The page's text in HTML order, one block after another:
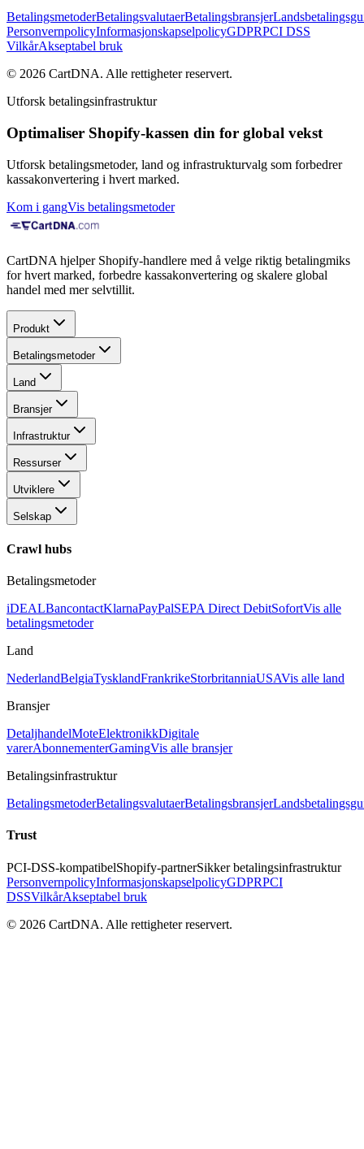
BetalingsmetoderBetalingsvalutaerBetalingsbransjer
PersonvernpolicyInformasjonskapselpolicyGDPRPCI DSS
VilkårAkseptabel bruk
© 2026 CartDNA. Alle rettigheter reservert.
Utforsk betalingsinfrastruktur
Optimaliser Shopify-kassen din for global vekst
Utforsk betalingsmetoder, land og infrastrukturvalg som forbedrer
kassakonvertering i hvert marked.
Kom i gangVis betalingsmetoder
CartDNA hjelper Shopify-handlere med å velge riktig betalingmiks
for hvert marked, forbedre kassakonvertering og skalere global
handel med mer selvtillit.
Produkt
Betalingsmetoder
Land
Bransjer
Infrastruktur
Ressurser
Utviklere
Selskap
Crawl hubs
Betalingsmetoder
iDEALBancontactKlarnaPayPalSEPA Direct DebitSofortVis alle
betalingsmetoder
Land
NederlandBelgiaTysklandFrankrikeStorbritanniaUSAVis alle land
Bransjer
DetaljhandelMoteElektronikkDigitale
varerAbonnementerGamingVis alle bransjer
Betalingsinfrastruktur
BetalingsmetoderBetalingsvalutaerBetalingsbransjer
Trust
PCI-DSS-kompatibelShopify-partnerSikker betalingsinfrastruktur
PersonvernpolicyInformasjonskapselpolicyGDPRPCI
DSSVilkårAkseptabel bruk
© 2026 CartDNA. Alle rettigheter reservert.